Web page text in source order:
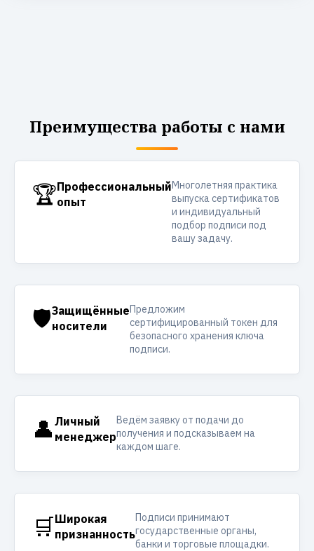
Преимущества работы с нами
🏆Профессиональный
опыт
Многолетняя практика
выпуска сертификатов
и индивидуальный
подбор подписи под
вашу задачу.
🛡️Защищённые
носители
Предложим
сертифицированный токен для
безопасного хранения ключа
подписи.
👤 Личный
менеджер
Ведём заявку от подачи до
получения и подсказываем на
каждом шаге.
🛒Широкая
признанность
Подписи принимают
государственные органы,
банки и торговые площадки.